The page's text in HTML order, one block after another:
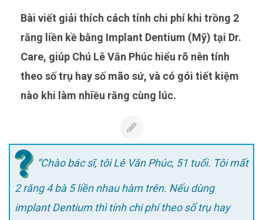
Bài viết giải thích cách tính chi phí khi trồng 2
răng liền kề bằng Implant Dentium (Mỹ) tại Dr.
Care, giúp Chú Lê Văn Phúc hiểu rõ nên tính
theo số trụ hay số mão sứ, và có gói tiết kiệm
nào khi làm nhiều răng cùng lúc.
“Chào bác sĩ, tôi Lê Văn Phúc, 51 tuổi. Tôi mất
2 răng 4 bà 5 liền nhau hàm trên. Nếu dùng
implant Dentium thì tính chi phí theo số trụ hay